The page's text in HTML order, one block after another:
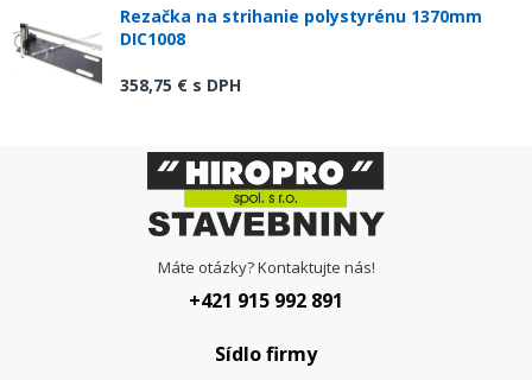
Rezačka na strihanie polystyrénu 1370mm
DIC1008
358,75 € s DPH
Máte otázky? Kontaktujte nás!
+421 915 992 891
Sídlo firmy